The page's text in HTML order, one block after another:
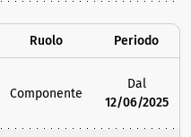
Ruolo Periodo
Componente
Dal
12/06/2025